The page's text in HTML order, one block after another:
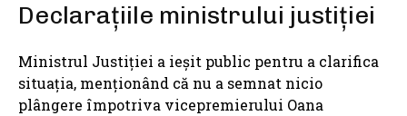
Declarațiile ministrului justiției
Ministrul Justiției a ieșit public pentru a clarifica
situația, menționând că nu a semnat nicio
plângere împotriva vicepremierului Oana